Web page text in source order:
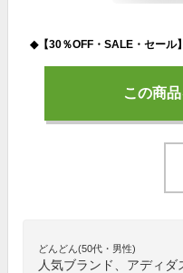
この商
どんどん(50代・男性)
人気ブランド、アディ